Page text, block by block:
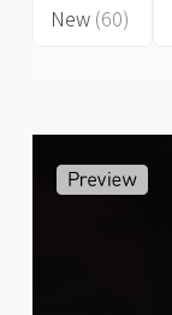
New (60)